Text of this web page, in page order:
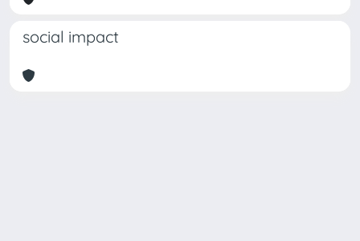
social impact